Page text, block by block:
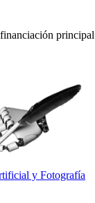
principal
y Fotografía